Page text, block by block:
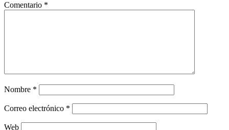
Comentario *
Nombre *
Correo electrónico *
Web